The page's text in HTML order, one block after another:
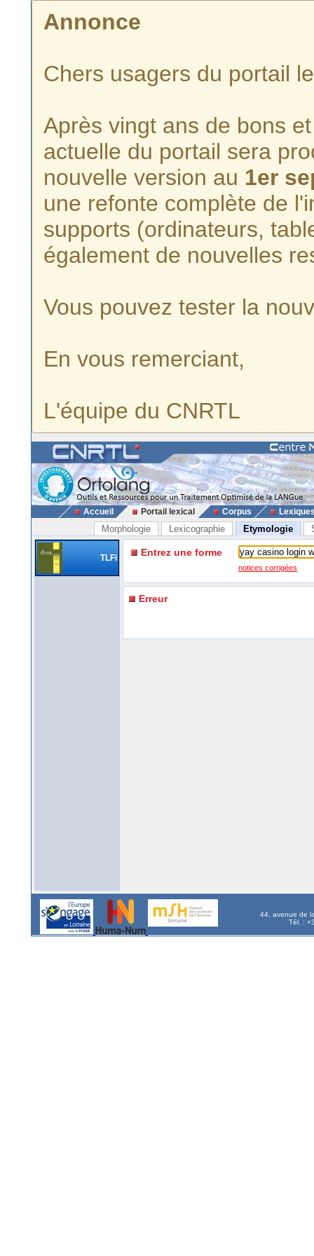
Annonce
Chers usagers du portail
Après vingt ans de bons
actuelle du portail sera
nouvelle version au 1er
une refonte complète de
supports (ordinateurs,
également de nouvelles
Vous pouvez tester la
En vous remerciant,
L'équipe du CNRTL
Accueil Portail lexical Corpus
Morphologie Lexicographie Etymologie
TLFi Entrez une forme
notices corrigées
Erreur
44, avenue de
Tél. :